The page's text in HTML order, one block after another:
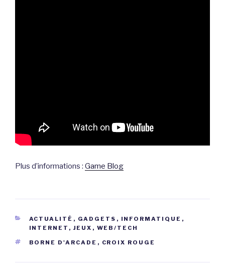
Plus d’informations : Game Blog
CATÉGORIES
ACTUALITÉ , GADGETS , INFORMATIQUE ,
INTERNET , JEUX , WEB/TECH
ÉTIQUETTES
BORNE D'ARCADE , CROIX ROUGE